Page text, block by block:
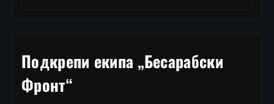
Подкрепи екипа „Бесарабски
Фронт“